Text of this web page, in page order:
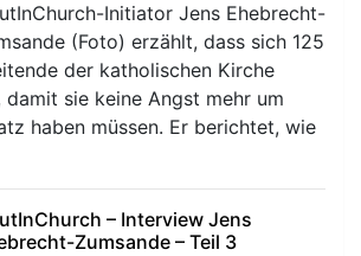
Initiator Jens Ehebrecht-
(Foto) erzählt, dass sich 125
der katholischen Kirche
sie keine Angst mehr um
haben müssen. Er berichtet, wie
– Interview Jens
Zumsande – Teil 3